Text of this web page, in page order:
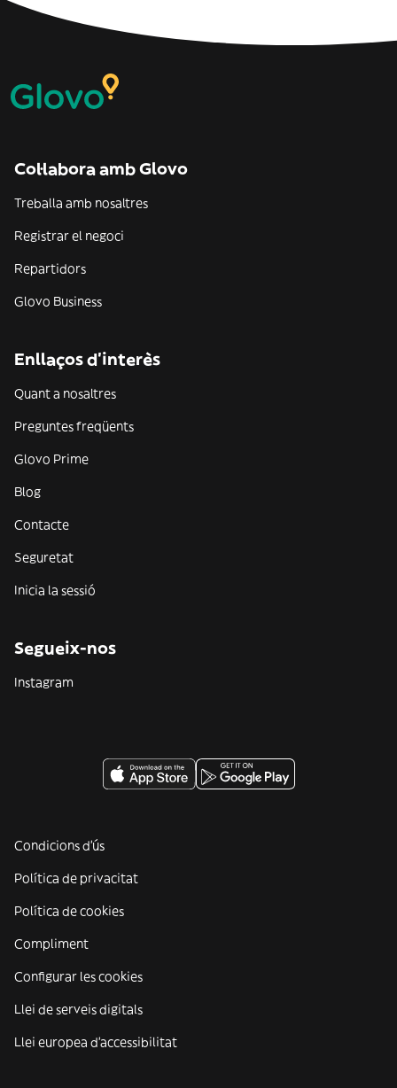
Col·labora amb Glovo
Treballa amb nosaltres
Registrar el negoci
Repartidors
Glovo Business
Enllaços d'interès
Quant a nosaltres
Preguntes freqüents
Glovo Prime
Blog
Contacte
Seguretat
Inicia la sessió
Segueix-nos
Instagram
Condicions d'ús
Política de privacitat
Política de cookies
Compliment
Configurar les cookies
Llei de serveis digitals
Llei europea d'accessibilitat